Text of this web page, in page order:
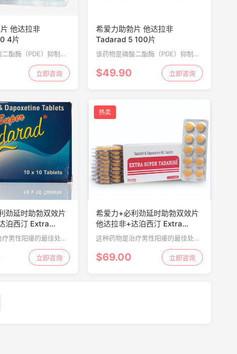
他达拉非
4片
酯酶（PDE）抑制
于男性勃起功能障碍
起或保持勃起）。在
它增加了流向阴茎的血
立即咨询
希爱力助勃片 他达拉非
Tadarad 5 100片
该药物是磷酸二酯酶（PDE）抑制
剂，被规定用于男性勃起功能障碍
（阳痿；无法勃起或保持勃起）。在
性刺激期间，它增加了流向阴茎的血
$49.90 立即咨询
劲延时助勃双效片
泊西汀 Extra
100片
男性阳痿的最佳处方
西汀在全世界各个年龄
数百万人想要活跃的
一粒足以维持勃起并维
立即咨询
热卖
希爱力+必利劲延时助勃双效片
他达拉非+达泊西汀 Extra
Super Tadarise 100片
这种药物是治疗男性阳痿的最佳处方
药之一。达泊西汀在全世界各个年龄
段的男性中都有数百万人想要活跃的
$69.00 立即咨询